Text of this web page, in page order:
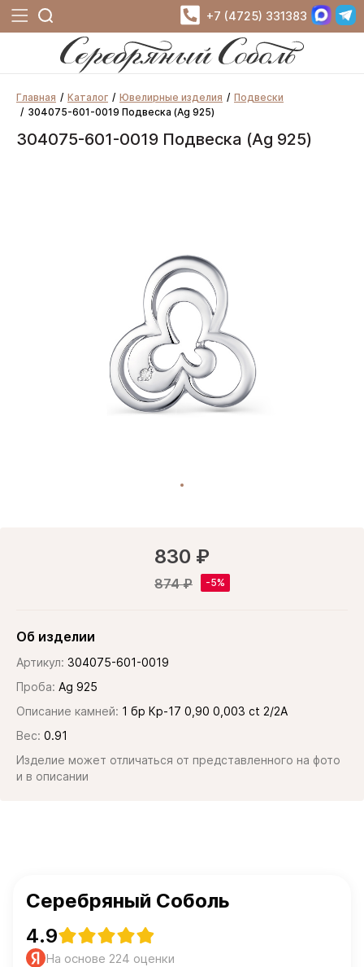
+7 (4725) 331383
Главная Каталог Ювелирные изделия
Подвески
304075-601-0019 Подвеска (Ag 925)
304075-601-0019 Подвеска (Ag 925)
830 ₽
874 ₽
Об изделии
Артикул: 304075-601-0019
Проба: Ag 925
Описание камней: 1 бр Кр-17 0,90 0,003 сt 2/2А
Вес: 0.91
Изделие может отличаться от представленного на фото
и в описании
Серебряный Соболь
4.9
На основе 224 оценки